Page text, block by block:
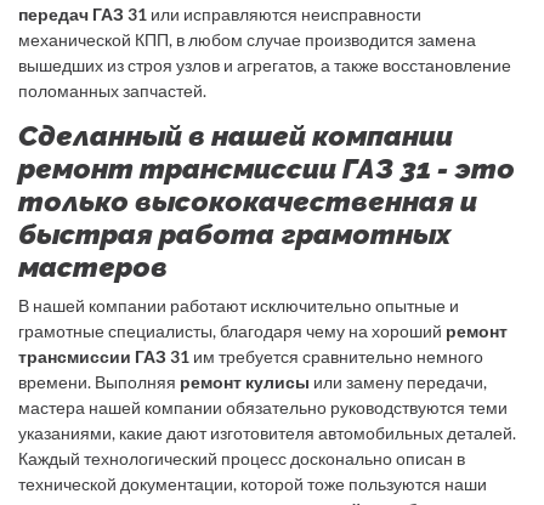
передач ГАЗ 31 или исправляются неисправности
механической КПП, в любом случае производится замена
вышедших из строя узлов и агрегатов, а также восстановление
поломанных запчастей.
Сделанный в нашей компании
ремонт трансмиссии ГАЗ 31 - это
только высококачественная и
быстрая работа грамотных
мастеров
В нашей компании работают исключительно опытные и
грамотные специалисты, благодаря чему на хороший ремонт
трансмиссии ГАЗ 31 им требуется сравнительно немного
времени. Выполняя ремонт кулисы или замену передачи,
мастера нашей компании обязательно руководствуются теми
указаниями, какие дают изготовителя автомобильных деталей.
Каждый технологический процесс досконально описан в
технической документации, которой тоже пользуются наши